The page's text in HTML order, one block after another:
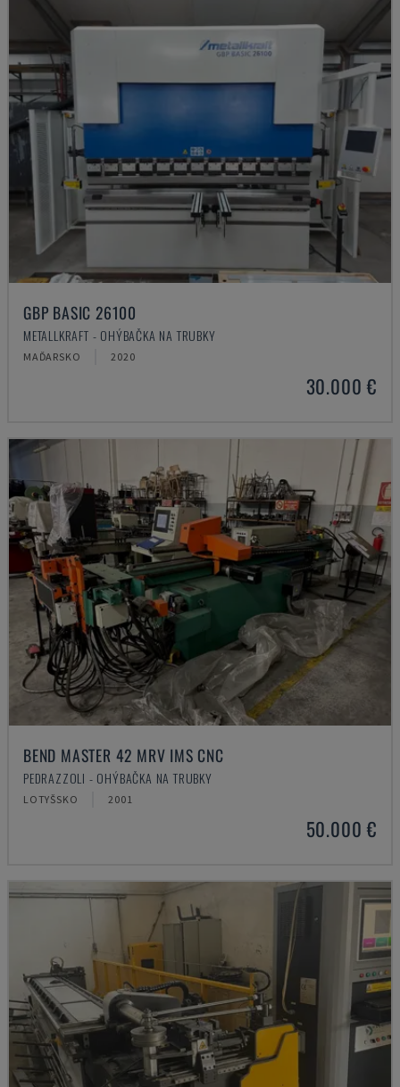
GBP BASIC 26100
METALLKRAFT - OHÝBAČKA NA TRUBKY
MAĎARSKO 2020
30.000 €
BEND MASTER 42 MRV IMS CNC
PEDRAZZOLI - OHÝBAČKA NA TRUBKY
LOTYŠSKO 2001
50.000 €